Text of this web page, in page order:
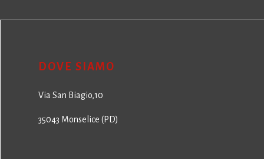
DOVE SIAMO
Via San Biagio,10
35043 Monselice (PD)